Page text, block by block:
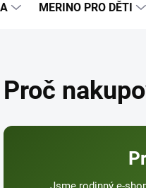
MERINO PRO DĚTI
Proč